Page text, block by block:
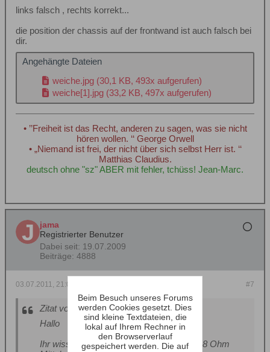
links falsch , rechts korrekt...
die position der chassis auf der frontwand ist auch falsch bei
dir.
Angehängte Dateien
weiche.jpg (30,1 KB, 493x aufgerufen)
weiche[1].jpg (33,2 KB, 497x aufgerufen)
• ’’Freiheit ist das Recht, anderen zu sagen, was sie nicht
hören wollen. ‘‘ George Orwell
• „Niemand ist frei, der nicht über sich selbst Herr ist. ‘‘
Matthias Claudius.
deutsch ohne "sz" ABER mit fehler, tchüss! Jean-Marc.
jama
Registrierter Benutzer
Dabei seit: 19.07.2009
Beiträge: 4888
#7
03.07.2011, 21:05
Zitat von
andi_m
Hallo
Ihr wisst aber schon das die Roma einen 8 Ohm
Beim Besuch unseres Forums
werden Cookies gesetzt. Dies
sind kleine Textdateien, die
lokal auf Ihrem Rechner in
den Browserverlauf
gespeichert werden. Die auf